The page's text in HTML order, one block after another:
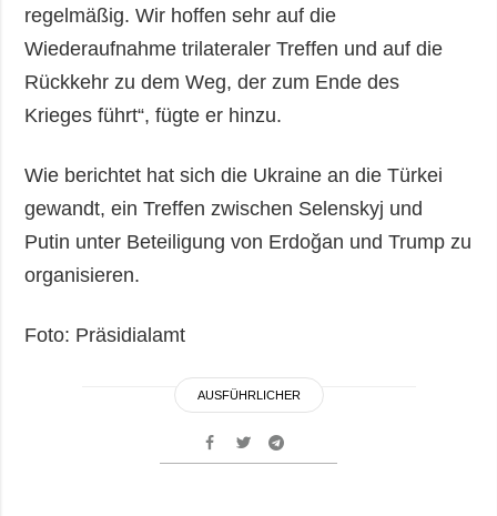
regelmäßig. Wir hoffen sehr auf die
Wiederaufnahme trilateraler Treffen und auf die
Rückkehr zu dem Weg, der zum Ende des
Krieges führt“, fügte er hinzu.
Wie berichtet hat sich die Ukraine an die Türkei
gewandt, ein Treffen zwischen Selenskyj und
Putin unter Beteiligung von Erdoğan und Trump zu
organisieren.
Foto: Präsidialamt
AUSFÜHRLICHER